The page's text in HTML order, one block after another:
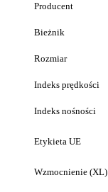
Producent
Bieżnik
Rozmiar
Indeks prędkości
Indeks nośności
Etykieta UE
Wzmocnienie (XL)